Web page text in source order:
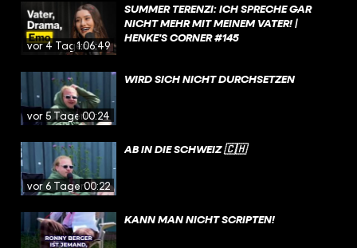
vor 4 Tagen1:06:49
SUMMER TERENZI: ICH SPRECHE GAR
NICHT MEHR MIT MEINEM VATER! |
HENKE'S CORNER #145
vor 5 Tagen00:24
WIRD SICH NICHT DURCHSETZEN
vor 6 Tagen00:22
AB IN DIE SCHWEIZ 🇨🇭
KANN MAN NICHT SCRIPTEN!